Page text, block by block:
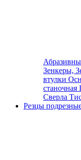
Зенкеры,
втулки
станочная
Сверла
Резцы